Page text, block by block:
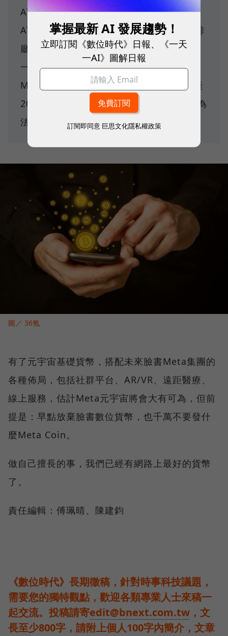
ATM在加拿大溫哥華出現 2014年，比特幣
ATM出現在首爾、香港、上海、台北的咖啡
廳旁 2017年，一枚比特幣的價格首次超過
一盎司黃金 2020年，美國上市企業
MicroStrategy、特斯拉採用比特幣為資產
2021年，薩爾瓦多成為第一個採用比特幣為
法定貨幣的國家。
圖／ 36氪
有了元宇宙基礎貨幣，搭配未來臉書Meta集團的
各種佈局，包括社群平台、AR/VR、遠距醫療、
線上服務，估計Meta元宇宙將會大有可為，但前
提是：早點放棄臉書數位貨幣，也千萬不要發什
麼Meta Coin。
做自己擅長的事，我們已經有網路上最好的貨幣
了。
責任編輯：傅珮晴、陳建鈞
《數位時代》長期徵稿，針對時事科技議題，
需要您的獨特觀點，歡迎各類專業人士來稿一
起交流。投稿請寄edit@bnext.com.tw ，文
長至少800字，請附上個人100字內簡介，文章
掌握最新 AI 發展趨勢！
立即訂閱《數位時代》日報、《一天
一AI》圖解日報
訂閱即同意 巨思文化隱私權政策